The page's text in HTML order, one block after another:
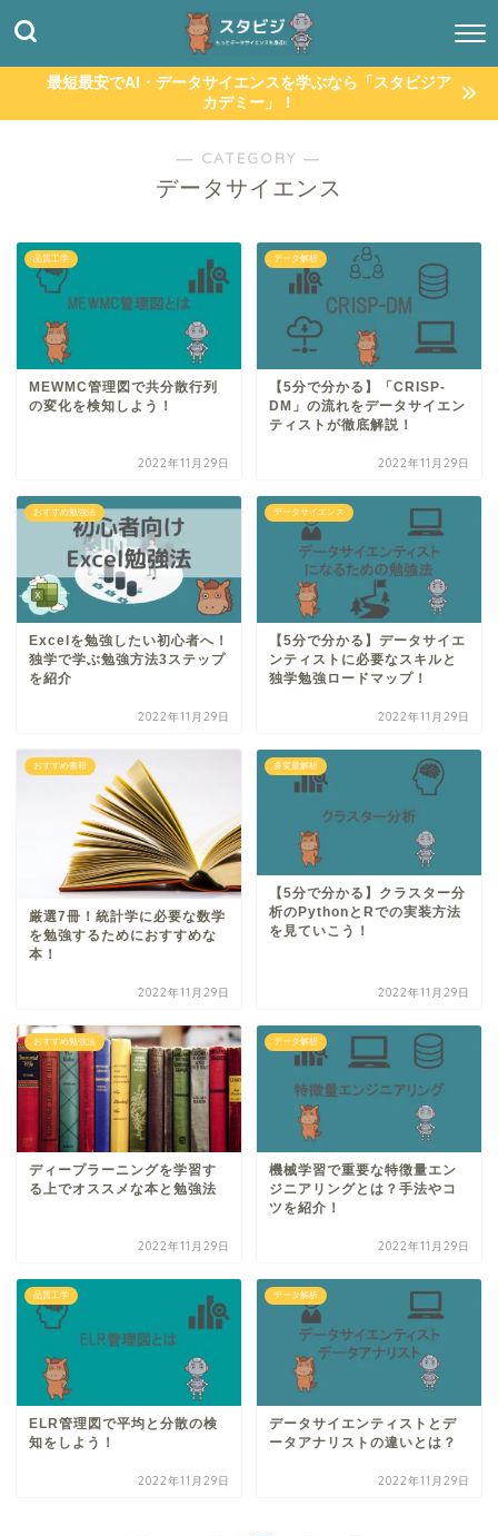
最短最安でAI・データサイエンスを学ぶなら「スタビジア
カデミー」！
― CATEGORY ―
データサイエンス
品質工学
MEWMC管理図で共分散行列
の変化を検知しよう！
2022年11月29日
データ解析
【5分で分かる】「CRISP-
DM」の流れをデータサイエン
ティストが徹底解説！
2022年11月29日
おすすめ勉強法
Excelを勉強したい初心者へ！
独学で学ぶ勉強方法3ステップ
を紹介
2022年11月29日
データサイエンス
【5分で分かる】データサイエ
ンティストに必要なスキルと
独学勉強ロードマップ！
2022年11月29日
おすすめ書籍
厳選7冊！統計学に必要な数学
を勉強するためにおすすめな
本！
2022年11月29日
多変量解析
【5分で分かる】クラスター分
析のPythonとRでの実装方法
を見ていこう！
2022年11月29日
おすすめ勉強法
ディープラーニングを学習す
る上でオススメな本と勉強法
2022年11月29日
データ解析
機械学習で重要な特徴量エン
ジニアリングとは？手法やコ
ツを紹介！
2022年11月29日
品質工学
ELR管理図で平均と分散の検
知をしよう！
2022年11月29日
データ解析
データサイエンティストとデ
ータアナリストの違いとは？
2022年11月29日